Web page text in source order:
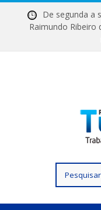
De segunda
Raimundo
por: